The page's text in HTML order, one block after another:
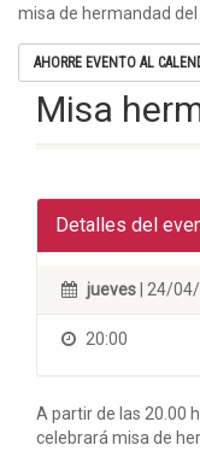
misa de hermandad del
AHORRE EVENTO AL
Misa
Detalles del
jueves | 24/
20:00
A partir de las 20.00
celebrará misa de